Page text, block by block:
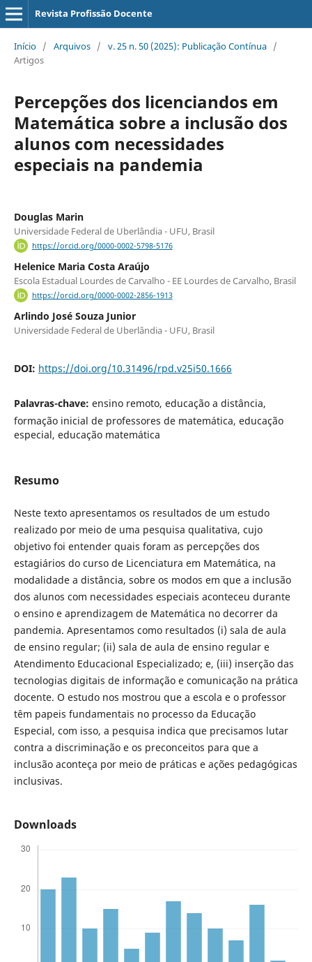
Revista Profissão Docente
Início / Arquivos / v. 25 n. 50 (2025): Publicação Contínua /
Artigos
Percepções dos licenciandos em
Matemática sobre a inclusão dos
alunos com necessidades
especiais na pandemia
Douglas Marin
Universidade Federal de Uberlândia - UFU, Brasil
https://orcid.org/0000-0002-5798-5176
Helenice Maria Costa Araújo
Escola Estadual Lourdes de Carvalho - EE Lourdes de Carvalho, Brasil
https://orcid.org/0000-0002-2856-1913
Arlindo José Souza Junior
Universidade Federal de Uberlândia - UFU, Brasil
DOI: https://doi.org/10.31496/rpd.v25i50.1666
Palavras-chave: ensino remoto, educação a distância,
formação inicial de professores de matemática, educação
especial, educação matemática
Resumo
Neste texto apresentamos os resultados de um estudo
realizado por meio de uma pesquisa qualitativa, cujo
objetivo foi entender quais foram as percepções dos
estagiários do curso de Licenciatura em Matemática, na
modalidade a distância, sobre os modos em que a inclusão
dos alunos com necessidades especiais aconteceu durante
o ensino e aprendizagem de Matemática no decorrer da
pandemia. Apresentamos como resultados (i) sala de aula
de ensino regular; (ii) sala de aula de ensino regular e
Atendimento Educacional Especializado; e, (iii) inserção das
tecnologias digitais de informação e comunicação na prática
docente. O estudo nos mostrou que a escola e o professor
têm papeis fundamentais no processo da Educação
Especial, com isso, a pesquisa indica que precisamos lutar
contra a discriminação e os preconceitos para que a
inclusão aconteça por meio de práticas e ações pedagógicas
inclusivas.
Downloads